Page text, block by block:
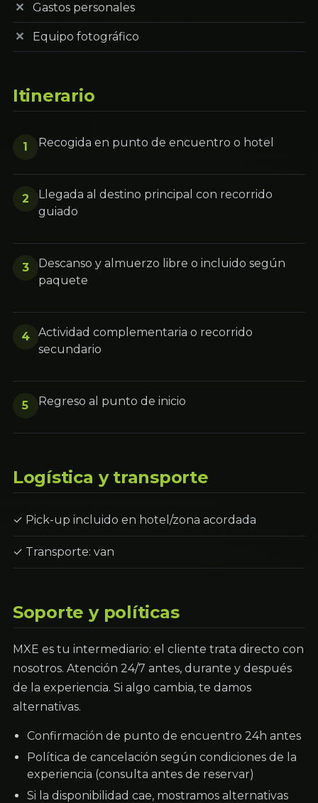
Gastos personales
Equipo fotográfico
Itinerario
1 Recogida en punto de encuentro o hotel
2
Llegada al destino principal con recorrido
guiado
3
Descanso y almuerzo libre o incluido según
paquete
4
Actividad complementaria o recorrido
secundario
5 Regreso al punto de inicio
Logística y transporte
✓ Pick-up incluido en hotel/zona acordada
✓ Transporte: van
Soporte y políticas
MXE es tu intermediario: el cliente trata directo con
nosotros. Atención 24/7 antes, durante y después
de la experiencia. Si algo cambia, te damos
alternativas.
Confirmación de punto de encuentro 24h antes
Política de cancelación según condiciones de la
experiencia (consulta antes de reservar)
Si la disponibilidad cae, mostramos alternativas